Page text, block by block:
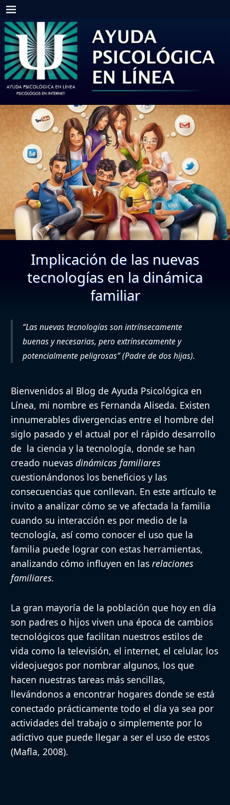
Implicación de las nuevas
tecnologías en la dinámica
familiar
“Las nuevas tecnologías son intrínsecamente
buenas y necesarias, pero extrínsecamente y
potencialmente peligrosas” (Padre de dos hijas).
Bienvenidos al Blog de Ayuda Psicológica en
Línea, mi nombre es Fernanda Aliseda. Existen
innumerables divergencias entre el hombre del
siglo pasado y el actual por el rápido desarrollo
de la ciencia y la tecnología, donde se han
creado nuevas dinámicas familiares
cuestionándonos los beneficios y las
consecuencias que conllevan. En este artículo te
invito a analizar cómo se ve afectada la familia
cuando su interacción es por medio de la
tecnología, así como conocer el uso que la
familia puede lograr con estas herramientas,
analizando cómo influyen en las relaciones
familiares.
La gran mayoría de la población que hoy en día
son padres o hijos viven una época de cambios
tecnológicos que facilitan nuestros estilos de
vida como la televisión, el internet, el celular, los
videojuegos por nombrar algunos, los que
hacen nuestras tareas más sencillas,
llevándonos a encontrar hogares donde se está
conectado prácticamente todo el día ya sea por
actividades del trabajo o simplemente por lo
adictivo que puede llegar a ser el uso de estos
(Mafla, 2008).